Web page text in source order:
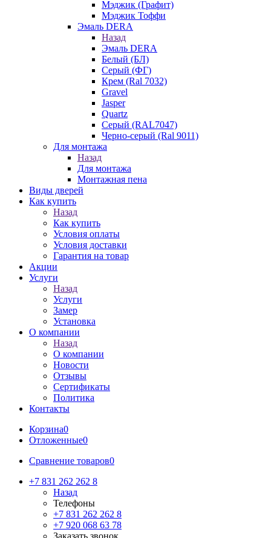
Мэджик (Графит)
Мэджик Тоффи
Эмаль DERA
Назад
Эмаль DERA
Белый (БЛ)
Серый (ФГ)
Крем (Ral 7032)
Gravel
Jasper
Quartz
Серый (RAL7047)
Черно-серый (Ral 9011)
Для монтажа
Назад
Для монтажа
Монтажная пена
Виды дверей
Как купить
Назад
Как купить
Условия оплаты
Условия доставки
Гарантия на товар
Акции
Услуги
Назад
Услуги
Замер
Установка
О компании
Назад
О компании
Новости
Отзывы
Сертификаты
Политика
Контакты
Корзина0
Отложенные0
Сравнение товаров0
+7 831 262 262 8
Назад
Телефоны
+7 831 262 262 8
+7 920 068 63 78
Заказать звонок